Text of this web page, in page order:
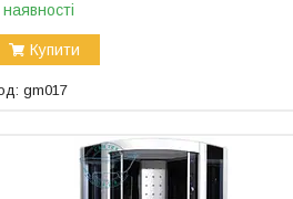
Купити
gm017